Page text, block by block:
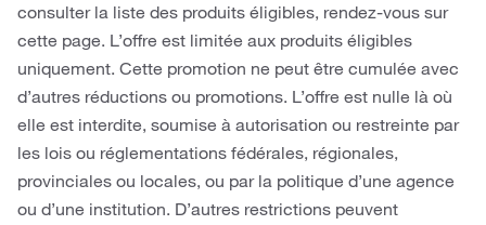
consulter la liste des produits éligibles, rendez-vous sur
cette page. L’offre est limitée aux produits éligibles
uniquement. Cette promotion ne peut être cumulée avec
d’autres réductions ou promotions. L’offre est nulle là où
elle est interdite, soumise à autorisation ou restreinte par
les lois ou réglementations fédérales, régionales,
provinciales ou locales, ou par la politique d’une agence
ou d’une institution. D’autres restrictions peuvent